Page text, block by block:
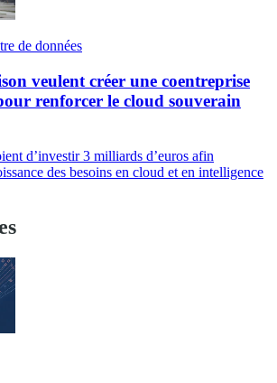
de données
veulent créer une coentreprise
renforcer le cloud souverain
d’investir 3 milliards d’euros afin
des besoins en cloud et en intelligence